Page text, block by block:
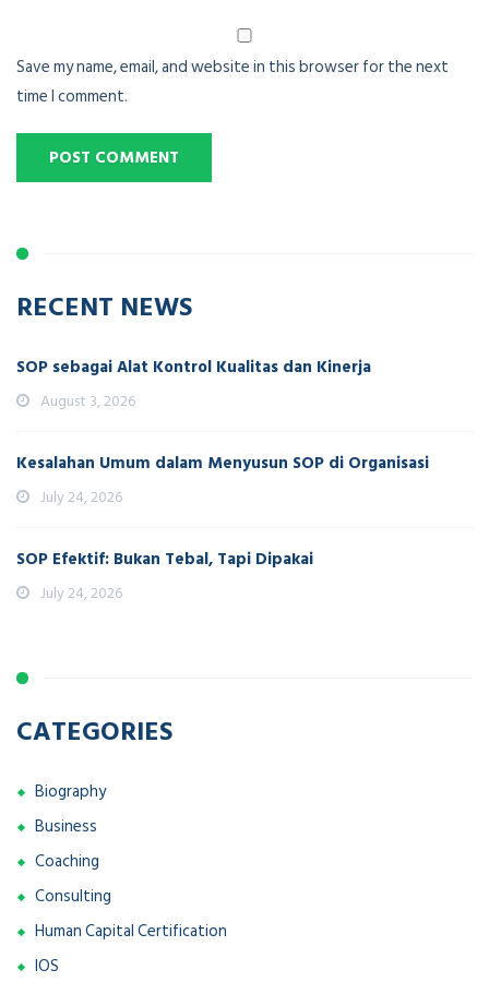
Save my name, email, and website in this browser for the next
time I comment.
RECENT NEWS
SOP sebagai Alat Kontrol Kualitas dan Kinerja
August 3, 2026
Kesalahan Umum dalam Menyusun SOP di Organisasi
July 24, 2026
SOP Efektif: Bukan Tebal, Tapi Dipakai
July 24, 2026
CATEGORIES
Biography
Business
Coaching
Consulting
Human Capital Certification
IOS